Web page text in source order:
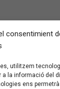
consentimient
utilitzem
la informació del
ens